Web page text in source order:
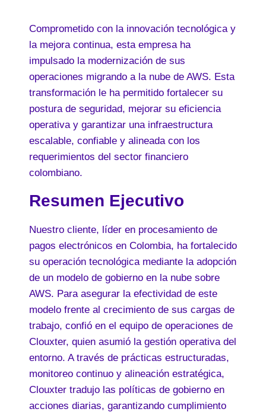
Comprometido con la innovación tecnológica y
la mejora continua, esta empresa ha
impulsado la modernización de sus
operaciones migrando a la nube de AWS. Esta
transformación le ha permitido fortalecer su
postura de seguridad, mejorar su eficiencia
operativa y garantizar una infraestructura
escalable, confiable y alineada con los
requerimientos del sector financiero
colombiano.
Resumen Ejecutivo
Nuestro cliente, líder en procesamiento de
pagos electrónicos en Colombia, ha fortalecido
su operación tecnológica mediante la adopción
de un modelo de gobierno en la nube sobre
AWS. Para asegurar la efectividad de este
modelo frente al crecimiento de sus cargas de
trabajo, confió en el equipo de operaciones de
Clouxter, quien asumió la gestión operativa del
entorno. A través de prácticas estructuradas,
monitoreo continuo y alineación estratégica,
Clouxter tradujo las políticas de gobierno en
acciones diarias, garantizando cumplimiento